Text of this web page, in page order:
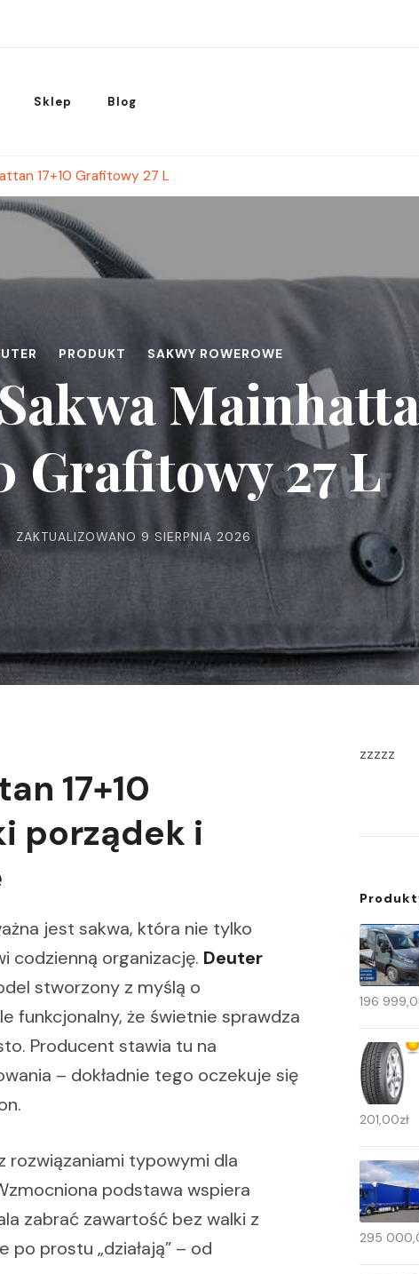
Sklep Blog
17+10 Grafitowy 27 L
PRODUKT SAKWY ROWEROWE
Grafitowy 27 L
ZAKTUALIZOWANO 9 SIERPNIA 2026
17+10
porządek i
jest sakwa, która nie tylko
codzienną organizację. Deuter
stworzony z myślą o
funkcjonalny, że świetnie sprawdza
Producent stawia tu na
– dokładnie tego oczekuje się
rozwiązaniami typowymi dla
podstawa wspiera
zabrać zawartość bez walki z
prostu „działają” – od
zzzzz
196
201,00zł
295